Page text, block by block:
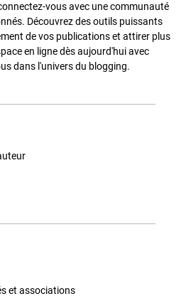
vous avec une communauté
Découvrez des outils puissants
de vos publications et attirer plus
en ligne dès aujourd'hui avec
dans l'univers du blogging.
et associations